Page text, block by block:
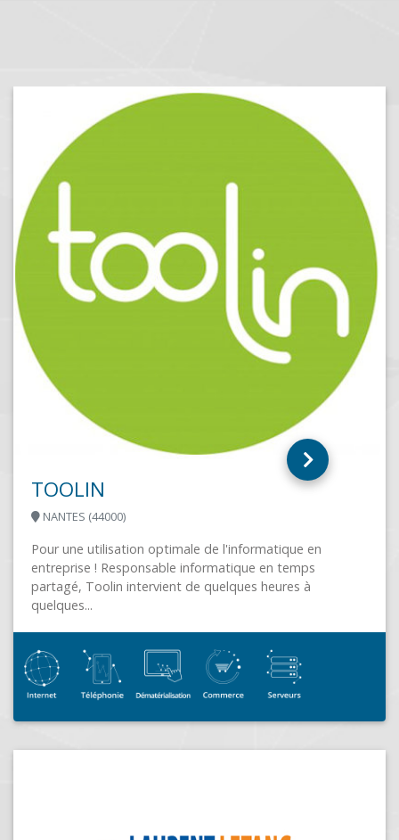
COTE FLEURIE INFORMATIQUE
SAINT ARNOULT (14800)
L'écoute et le conseil depuis 2002, pour proposer des
produits et des services s’adaptant au mieux aux
besoins de chaque client....